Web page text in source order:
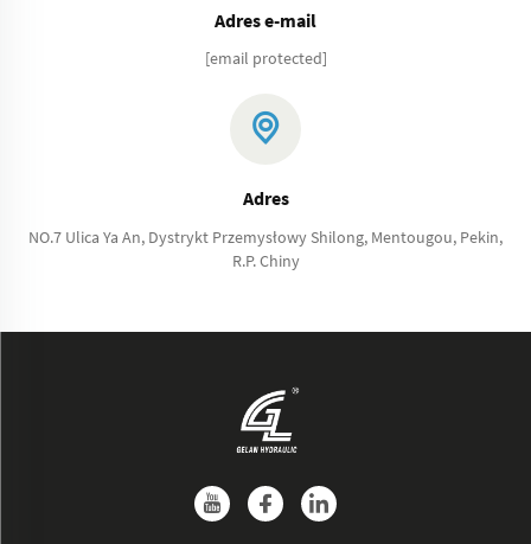
Adres e-mail
[email protected]
Adres
NO.7 Ulica Ya An, Dystrykt Przemysłowy Shilong, Mentougou, Pekin,
R.P. Chiny